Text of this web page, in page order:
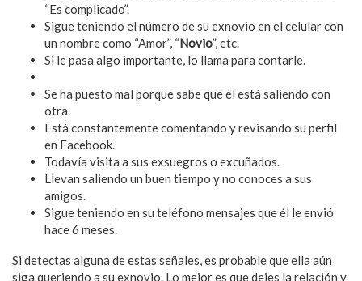
“Es complicado”.
Sigue teniendo el número de su exnovio en el celular con
un nombre como “Amor”, “Novio”, etc.
Si le pasa algo importante, lo llama para contarle.
Se ha puesto mal porque sabe que él está saliendo con
otra.
Está constantemente comentando y revisando su perfil
en Facebook.
Todavía visita a sus exsuegros o excuñados.
Llevan saliendo un buen tiempo y no conoces a sus
amigos.
Sigue teniendo en su teléfono mensajes que él le envió
hace 6 meses.
Si detectas alguna de estas señales, es probable que ella aún
siga queriendo a su exnovio. Lo mejor es que dejes la relación y